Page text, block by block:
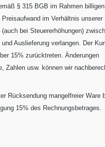
§ 315 BGB im Rahmen billigen
im Verhältnis unserer
bei Steuererhöhungen)
Auslieferung verlangen. Der
15% zurücktreten. Änderungen
Zahlen usw. können wir
Rücksendung mangelfreier Ware
15% des Rechnungsbetrages.